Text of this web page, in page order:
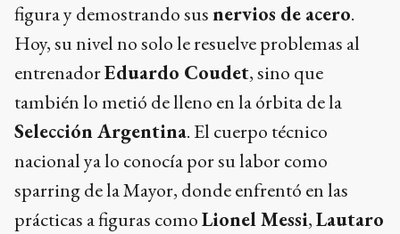
figura y demostrando susnervios de acero.
Hoy, su nivel no solo le resuelve problemas al
entrenadorEduardo Coudet, sino que
también lo metió de lleno en la órbita de la
Selección Argentina. El cuerpo técnico
nacional ya lo conocía por su labor como
sparring de la Mayor, donde enfrentó en las
prácticas a figuras comoLionel Messi,Lautaro